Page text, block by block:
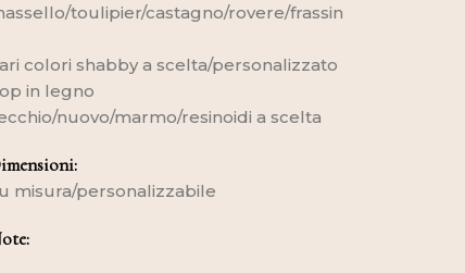
toulipier/castagno/rovere/frassin
colori shabby a scelta/personalizzato
in legno
nuovo/marmo/resinoidi a scelta
misura/personalizzabile